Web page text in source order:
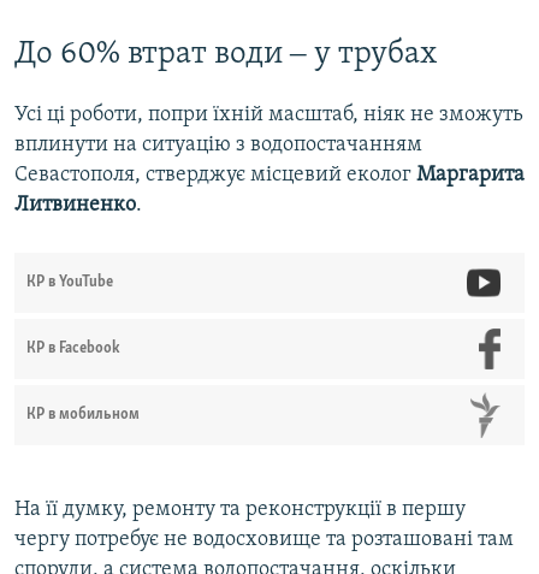
До 60% втрат води ‒ у трубах
Усі ці роботи, попри їхній масштаб, ніяк не зможуть
вплинути на ситуацію з водопостачанням
Севастополя, стверджує місцевий еколог Маргарита
Литвиненко.
КР в YouTube
КР в Facebook
КР в мобильном
На її думку, ремонту та реконструкції в першу
чергу потребує не водосховище та розташовані там